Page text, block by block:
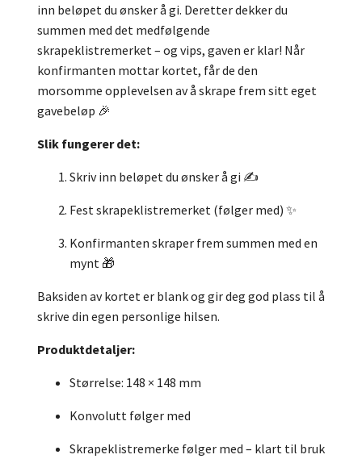
inn beløpet du ønsker å gi. Deretter dekker du
summen med det medfølgende
skrapeklistremerket – og vips, gaven er klar! Når
konfirmanten mottar kortet, får de den
morsomme opplevelsen av å skrape frem sitt eget
gavebeløp 🎉
Slik fungerer det:
Skriv inn beløpet du ønsker å gi ✍️
Fest skrapeklistremerket (følger med) ✨
Konfirmanten skraper frem summen med en
mynt 🎁
Baksiden av kortet er blank og gir deg god plass til å
skrive din egen personlige hilsen.
Produktdetaljer:
Størrelse: 148 × 148 mm
Konvolutt følger med
Skrapeklistremerke følger med – klart til bruk